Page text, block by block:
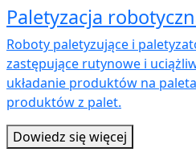
Paletyzacja
Roboty paletyzujące i
zastępujące rutynowe i
układanie produktów na
produktów z palet.
Dowiedz się więcej